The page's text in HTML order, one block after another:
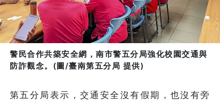
警民合作共築安全網，南市警五分局強化校園交通與
防詐觀念。(圖/臺南第五分局 提供)
第五分局表示，交通安全沒有假期，也沒有旁